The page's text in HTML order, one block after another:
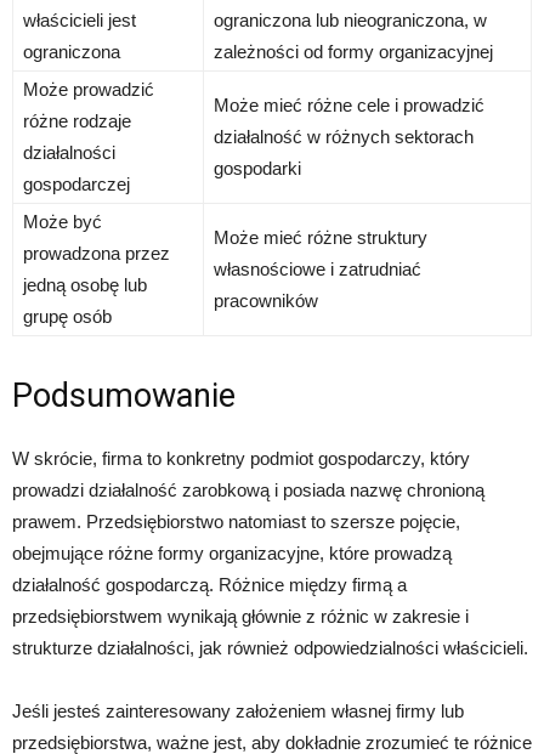
właścicieli jest
ograniczona
ograniczona lub nieograniczona, w
zależności od formy organizacyjnej
Może prowadzić
różne rodzaje
działalności
gospodarczej
Może mieć różne cele i prowadzić
działalność w różnych sektorach
gospodarki
Może być
prowadzona przez
jedną osobę lub
grupę osób
Może mieć różne struktury
własnościowe i zatrudniać
pracowników
Podsumowanie
W skrócie, firma to konkretny podmiot gospodarczy, który
prowadzi działalność zarobkową i posiada nazwę chronioną
prawem. Przedsiębiorstwo natomiast to szersze pojęcie,
obejmujące różne formy organizacyjne, które prowadzą
działalność gospodarczą. Różnice między firmą a
przedsiębiorstwem wynikają głównie z różnic w zakresie i
strukturze działalności, jak również odpowiedzialności właścicieli.
Jeśli jesteś zainteresowany założeniem własnej firmy lub
przedsiębiorstwa, ważne jest, aby dokładnie zrozumieć te różnice